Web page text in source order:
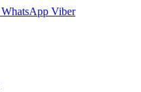
WhatsApp Viber